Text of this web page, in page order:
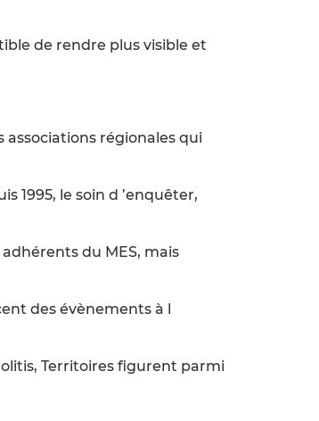
de rendre plus visible et
associations régionales qui
1995, le soin d ’enquêter,
du MES, mais
des évènements à l
Territoires figurent parmi